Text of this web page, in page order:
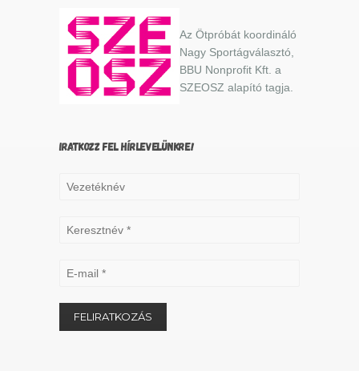
Az Ötpróbát koordináló
Nagy Sportágválasztó,
BBU Nonprofit Kft. a
SZEOSZ alapító tagja.
IRATKOZZ FEL HÍRLEVELÜNKRE!